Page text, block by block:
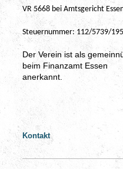
VR 5668 bei Amtsgericht
Steuernummer: 112/
Der Verein ist als
beim Finanzamt Essen
anerkannt.
Kontakt